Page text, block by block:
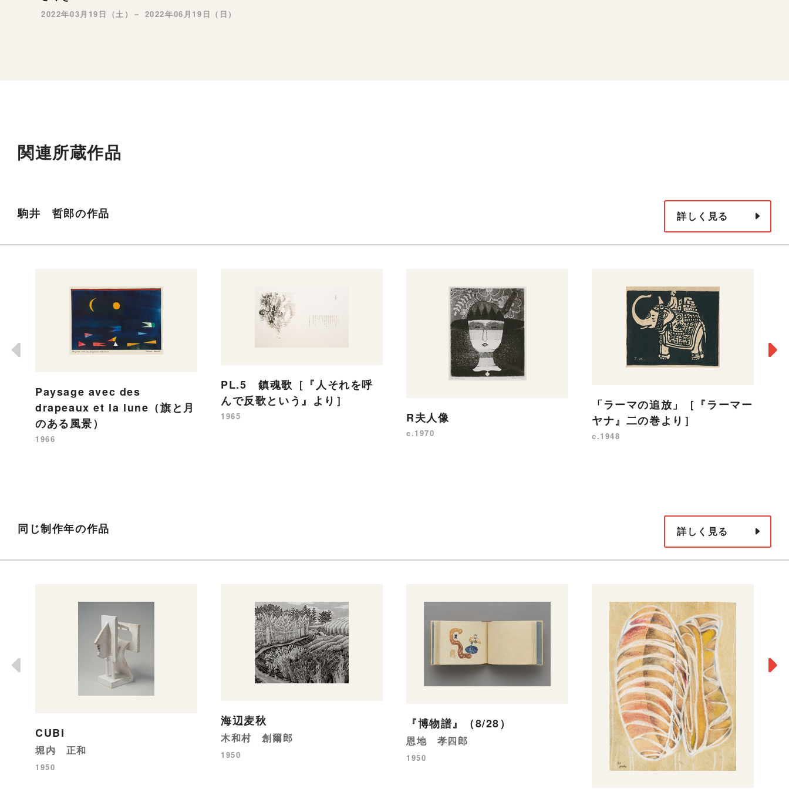
2022年03月19日（土）－ 2022年06月19日（日）
関連所蔵作品
駒井 哲郎の作品 詳しく見る
Paysage avec des
drapeaux et la lune（旗と月
のある風景）
1966
PL.5 鎮魂歌［『人それを呼
んで反歌という』より］
1965 R夫人像
c.1970
「ラーマの追放」［『ラーマー
ヤナ』二の巻より］
c.1948
同じ制作年の作品 詳しく見る
CUBI
堀内 正和
1950
海辺麦秋
木和村 創爾郎
1950
『博物譜』（8/28）
恩地 孝四郎
1950